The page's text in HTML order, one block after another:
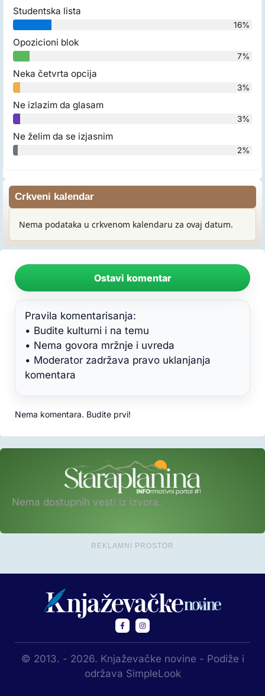
Studentska lista
16%
Opozicioni blok
7%
Neka četvrta opcija
3%
Ne izlazim da glasam
3%
Ne želim da se izjasnim
2%
Crkveni kalendar
Nema podataka u crkvenom kalendaru za ovaj datum.
Ostavi komentar
Pravila komentarisanja:
• Budite kulturni i na temu
• Nema govora mržnje i uvreda
• Moderator zadržava pravo uklanjanja
komentara
Nema komentara. Budite prvi!
Nema dostupnih vesti iz izvora.
REKLAMNI PROSTOR
© 2013. - 2026. Knjaževačke novine - Podiže i
održava SimpleLook